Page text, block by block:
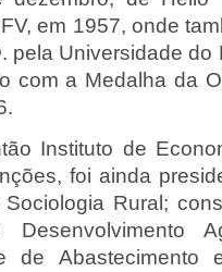
em 1957, onde
pela Universidade do
com a Medalha da
Instituto de
foi ainda
Rural;
de Abastecimento